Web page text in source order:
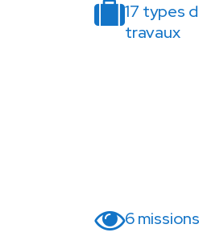
17 types
travaux
6 missions